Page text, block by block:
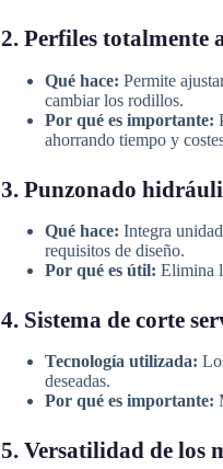
2. Perfiles totalmente
Qué hace: Permite
cambiar los rodillos.
Por qué es importante:
ahorrando tiempo y
3. Punzonado
Qué hace: Integra
requisitos de diseño.
Por qué es útil: Elimina
4. Sistema de corte
Tecnología utilizada:
deseadas.
Por qué es importante:
5. Versatilidad de los